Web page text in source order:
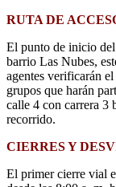
RUTA DE
El punto de inicio
barrio Las Nubes,
agentes verificarán
grupos que harán
calle 4 con carrera 3
recorrido.
CIERRES Y
El primer cierre vial